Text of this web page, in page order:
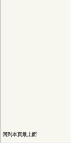
回到本頁最上面